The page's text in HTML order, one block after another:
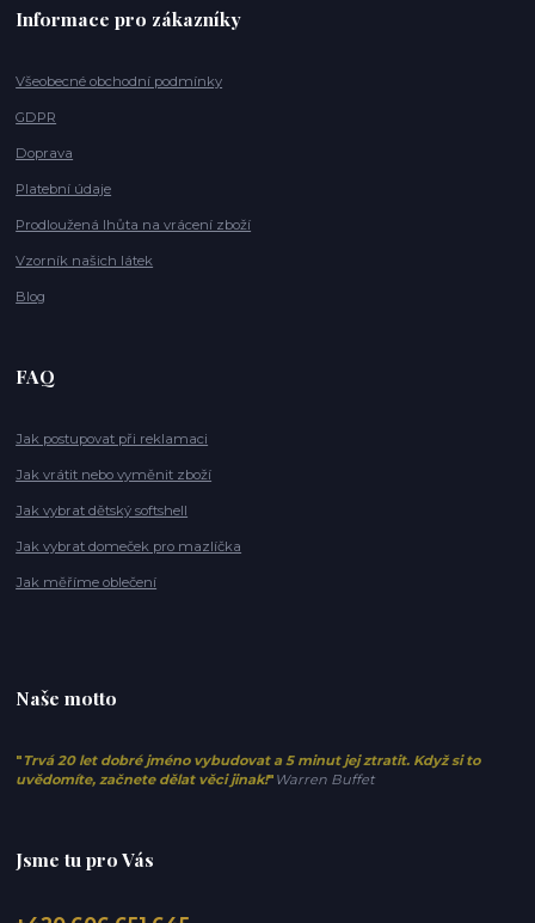
Informace pro zákazníky
Všeobecné obchodní podmínky
GDPR
Doprava
Platební údaje
Prodloužená lhůta na vrácení zboží
Vzorník našich látek
Blog
FAQ
Jak postupovat při reklamaci
Jak vrátit nebo vyměnit zboží
Jak vybrat dětský softshell
Jak vybrat domeček pro mazlíčka
Jak měříme oblečení
Naše motto
" Trvá 20 let dobré jméno vybudovat a 5 minut jej ztratit. Když si to
uvědomíte, začnete dělat věci jinak!" Warren Buffet
Jsme tu pro Vás